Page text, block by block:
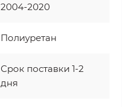
2004-2020
Полиуретан
Срок поставки 1-2
дня